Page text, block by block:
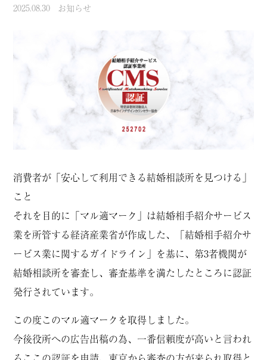
2025.08.30 お知らせ
消費者が「安心して利用できる結婚相談所を見つける」
こと
それを目的に「マル適マーク」は結婚相手紹介サービス
業を所管する経済産業省が作成した、「結婚相手紹介サ
ービス業に関するガイドライン」を基に、第3者機関が
結婚相談所を審査し、審査基準を満たしたところに認証
発行されています。
この度このマル適マークを取得しました。
今後役所への広告出稿の為、一番信頼度が高いと言われ